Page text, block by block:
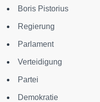
Boris Pistorius
Regierung
Parlament
Verteidigung
Partei
Demokratie